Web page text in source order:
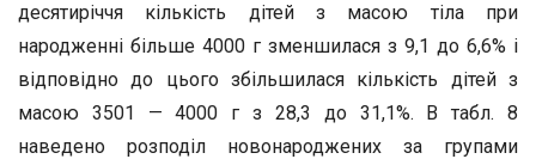
десятиріччя кількість дітей з масою тіла при
народженні більше 4000 г зменшилася з 9,1 до 6,6% і
відповідно до цього збільшилася кількість дітей з
масою 3501 — 4000 г з 28,3 до 31,1%. В табл. 8
наведено розподіл новонароджених за групами